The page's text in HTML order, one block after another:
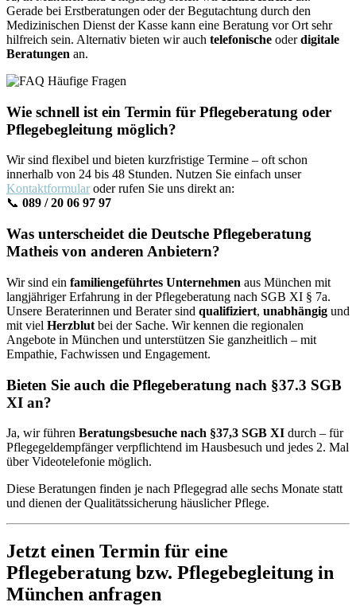
Gerade bei Erstberatungen oder der Begutachtung durch den
Medizinischen Dienst der Kasse kann eine Beratung vor Ort sehr
hilfreich sein. Alternativ bieten wir auch telefonische oderdigitale
Beratungen an.
Wie schnell ist ein Termin für Pflegeberatung oder
Pflegebegleitung möglich?
Wir sind flexibel und bieten kurzfristige Termine – oft schon
innerhalb von 24 bis 48 Stunden. Nutzen Sie einfach unser
Kontaktformular oder rufen Sie uns direkt an:
📞 089 / 20 06 97 97
Was unterscheidet die Deutsche Pflegeberatung
Matheis von anderen Anbietern?
Wir sind ein familiengeführtes Unternehmen aus München mit
langjähriger Erfahrung in der Pflegeberatung nach SGB XI § 7a.
Unsere Beraterinnen und Berater sind qualifiziert, unabhängig und
mit viel Herzblut bei der Sache. Wir kennen die regionalen
Angebote in München und unterstützen Sie ganzheitlich – mit
Empathie, Fachwissen und Engagement.
Bieten Sie auch die Pflegeberatung nach §37.3 SGB
XI an?
Ja, wir führen Beratungsbesuche nach §37,3 SGB XI durch – für
Pflegegeldempfänger verpflichtend im Hausbesuch und jedes 2. Mal
über Videotelefonie möglich.
Diese Beratungen finden je nach Pflegegrad alle sechs Monate statt
und dienen der Qualitätssicherung häuslicher Pflege.
Jetzt einen Termin für eine
Pflegeberatung bzw. Pflegebegleitung in
München anfragen